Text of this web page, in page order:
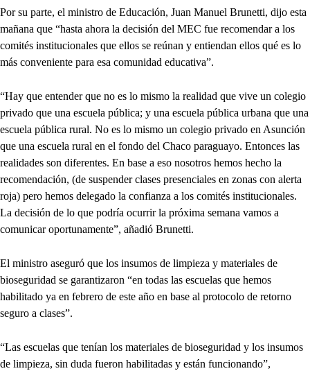
Por su parte, el ministro de Educación, Juan Manuel Brunetti, dijo esta
mañana que “hasta ahora la decisión del MEC fue recomendar a los
comités institucionales que ellos se reúnan y entiendan ellos qué es lo
más conveniente para esa comunidad educativa”.
“Hay que entender que no es lo mismo la realidad que vive un colegio
privado que una escuela pública; y una escuela pública urbana que una
escuela pública rural. No es lo mismo un colegio privado en Asunción
que una escuela rural en el fondo del Chaco paraguayo. Entonces las
realidades son diferentes. En base a eso nosotros hemos hecho la
recomendación, (de suspender clases presenciales en zonas con alerta
roja) pero hemos delegado la confianza a los comités institucionales.
La decisión de lo que podría ocurrir la próxima semana vamos a
comunicar oportunamente”, añadió Brunetti.
El ministro aseguró que los insumos de limpieza y materiales de
bioseguridad se garantizaron “en todas las escuelas que hemos
habilitado ya en febrero de este año en base al protocolo de retorno
seguro a clases”.
“Las escuelas que tenían los materiales de bioseguridad y los insumos
de limpieza, sin duda fueron habilitadas y están funcionando”,